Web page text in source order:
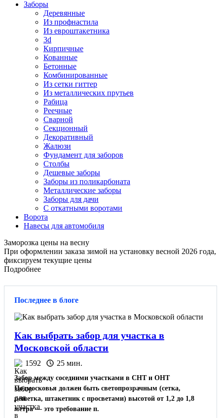
Заборы
Деревянные
Из профнастила
Из евроштакетника
3d
Кирпичные
Кованные
Бетонные
Комбинированные
Из сетки гиттер
Из металлических прутьев
Рабица
Реечные
Сварной
Секционный
Декоративный
Жалюзи
Фундамент для заборов
Столбы
Дешевые заборы
Заборы из поликарбоната
Металлические заборы
Заборы для дачи
С откатными воротами
Ворота
Навесы для автомобиля
Заморозка цены на весну
При оформлении заказа зимой на установку весной 2026 года,
фиксируем текущие цены
Подробнее
Последнее в блоге
Как выбрать забор для участка в
Московской области
1592 25 мин.
Забор между соседними участками в СНТ и ОНТ
Подмосковья должен быть светопрозрачным (сетка,
решетка, штакетник с просветами) высотой от 1,2 до 1,8
метра — это требование п.